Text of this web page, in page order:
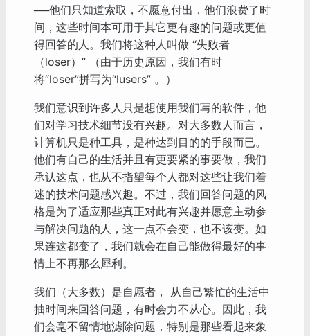
──他们只知道索取，不愿意付出，他们浪费了时
间，这些时间本可用于其它更有趣的问题或更值
得回答的人。我们将这种人叫做 “失败者
（loser）” （由于历史原因，我们有时
将“loser”拼写为“lusers” 。）
我们意识到许多人只是想使用我们写的软件，他
们对学习技术细节没有兴趣。对大多数人而言，
计算机只是种工具，是种达到目的的手段而已。
他们有自己的生活并且有更要紧的事要做，我们
承认这点，也从不指望每个人都对这些让我们着
迷的技术问题感兴趣。不过，我们回答问题的风
格是为了适应那些真正对此有兴趣并愿意主动参
与解决问题的人，这一点不会变，也不该变。如
果连这都变了，我们就会在自己能做得最好的事
情上不再那么犀利。
我们（大多数）是自愿者， 从自己繁忙的生活中
抽时间来回答问题，有时会力不从心。因此，我
们会毫不留情地滤除问题，特别是那些看起来象